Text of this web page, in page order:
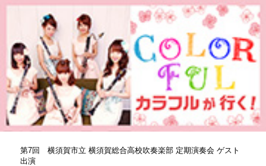
第7回 横須賀市立 横須賀総合高校吹奏楽部 定期演奏会 ゲスト
出演